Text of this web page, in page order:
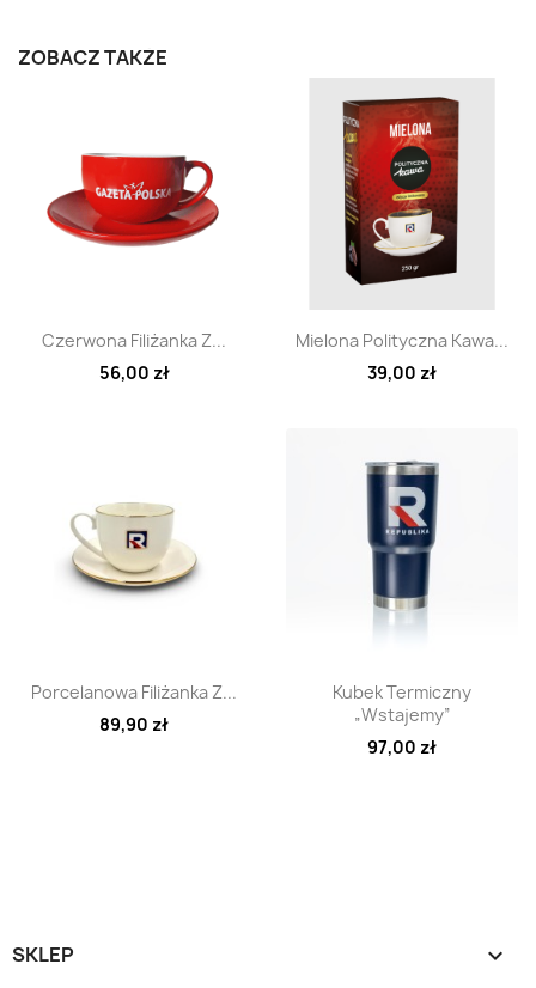
ZOBACZ TAKŻE
Szybki podgląd
Czerwona Filiżanka Z...
56,00 zł
Szybki podgląd
Mielona Polityczna Kawa...
39,00 zł
Szybki podgląd
Porcelanowa Filiżanka Z...
89,90 zł
Szybki podgląd
Kubek Termiczny
„Wstajemy”
97,00 zł
SKLEP 